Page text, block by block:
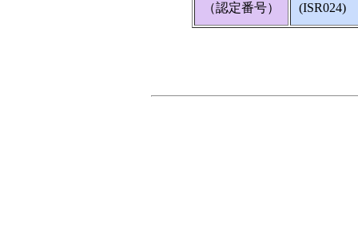
（認定番号）
(ISR024)